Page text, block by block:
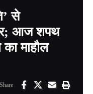
से
आज शपथ
माहौल
Share